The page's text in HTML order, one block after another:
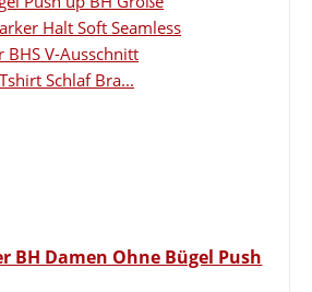
BH Damen Ohne Bügel Push